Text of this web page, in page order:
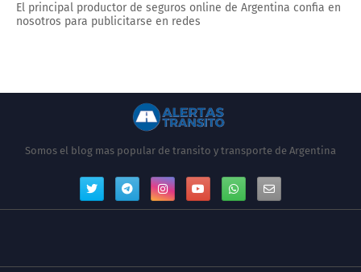
El principal productor de seguros online de Argentina confia en
nosotros para publicitarse en redes
Somos el blog mas popular de transito y transporte de Argentina